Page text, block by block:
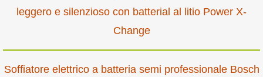
leggero e silenzioso con batterial al litio Power X-
Change
Soffiatore elettrico a batteria semi professionale Bosch